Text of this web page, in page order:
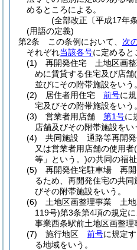
めるところによる。
(全部改正〔平成17年
(用語の定義)
第2条
この条例において、 次
それぞれ当該各号に定めると
(1)
再開発住宅 土地区画整
めに賃貸する住宅及び店舗
並びにその附帯施設をいう。
(2)
居住者用住宅 前号に
宅及びその附帯施設をいう。
(3)
営業者用店舗 第1号に
店舗及びその附帯施設をい
(4)
共同施設 通路等再開発
又は営業者用店舗の使用者
等」という。)の共同の福
(5)
再開発住宅駐車場 再開
るため、再開発住宅の共
びその附帯施設をいう。
(6)
土地区画整理事業 土
119号)第3条第4項の規定
事業西条駅前土地区画整理
(7)
施行地区 前号に規定
る地域をいう。